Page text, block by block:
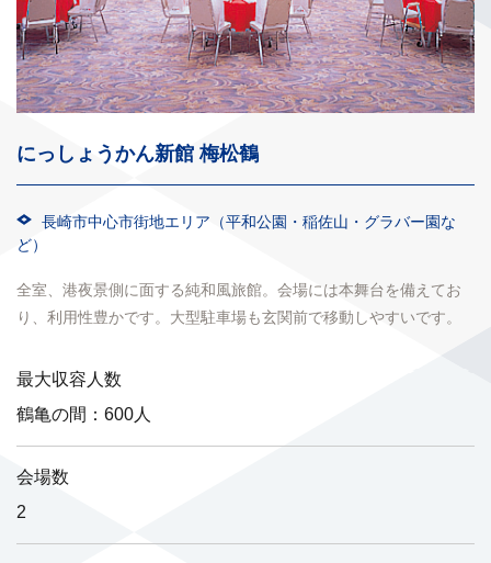
にっしょうかん新館 梅松鶴
長崎市中心市街地エリア（平和公園・稲佐山・グラバー園な
ど）
全室、港夜景側に面する純和風旅館。会場には本舞台を備えてお
り、利用性豊かです。大型駐車場も玄関前で移動しやすいです。
最大収容人数
鶴亀の間：600人
会場数
2